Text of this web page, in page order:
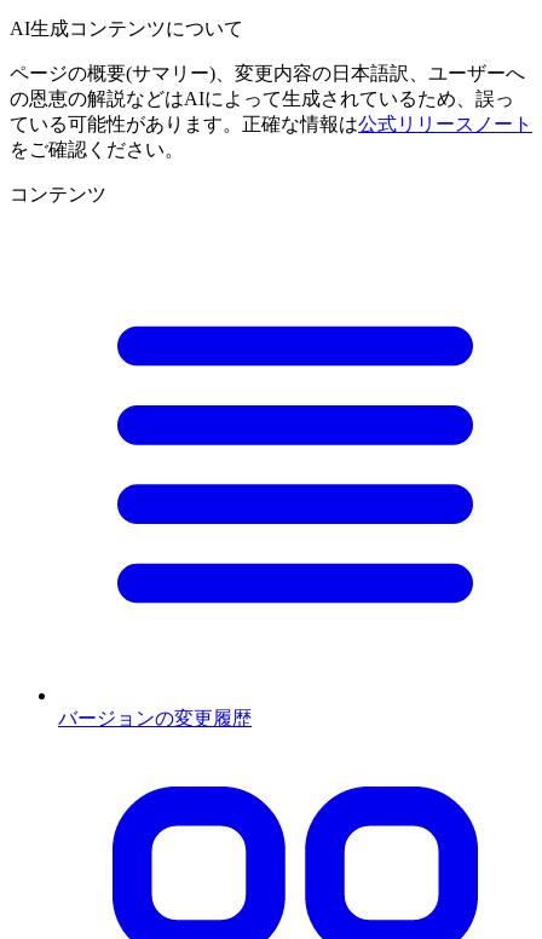
AI生成コンテンツについて
ページの概要(サマリー)、変更内容の日本語訳、ユーザーへ
の恩恵の解説などはAIによって生成されているため、誤っ
ている可能性があります。正確な情報は公式リリースノート
をご確認ください。
コンテンツ
バージョンの変更履歴